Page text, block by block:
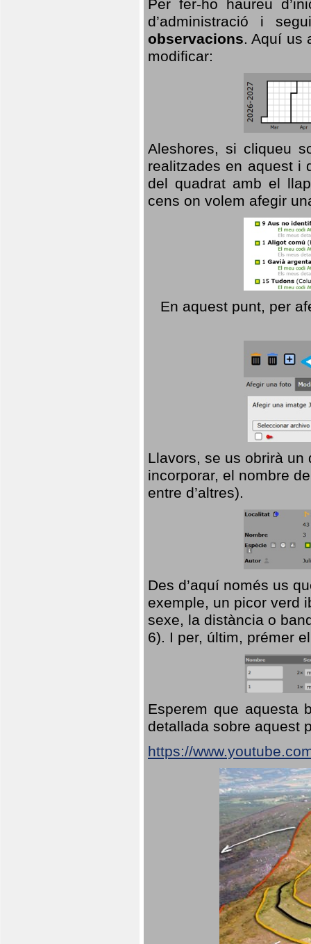
Per fer-ho haureu
d’administració i
observacions. Aquí us
modificar:
Aleshores, si cliqueu
realitzades en aquest i
del quadrat amb el
cens on volem afegir
En aquest punt, per
Llavors, se us obrirà
incorporar, el nombre
entre d’altres).
Des d’aquí només us
exemple, un picor verd
sexe, la distància o
6). I per, últim, prémer
Esperem que aquesta
detallada sobre aquest
https://